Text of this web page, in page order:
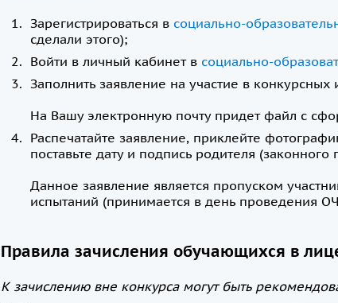
Зарегистрироваться в социально-
сделали этого);
Войти в личный кабинет в социально-
Заполнить заявление на участие в конкурсных
На Вашу электронную почту придет файл с
Распечатайте заявление, приклейте
поставьте дату и подпись родителя (законного
Данное заявление является пропуском
испытаний (принимается в день проведения
Правила зачисления обучающихся в
К зачислению вне конкурса могут быть